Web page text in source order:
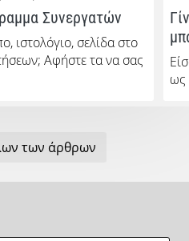
Συνεργατών
ιστολόγιο, σελίδα στο
Αφήστε τα να σας
ως
των άρθρων